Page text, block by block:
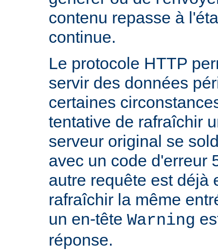
contenu repasse à
continue.
Le protocole HTTP
servir des données
certaines
tentative de rafraîchir
serveur original se
avec un code d'erreur
autre requête est déjà
rafraîchir la même
un en-tête Warning
réponse.